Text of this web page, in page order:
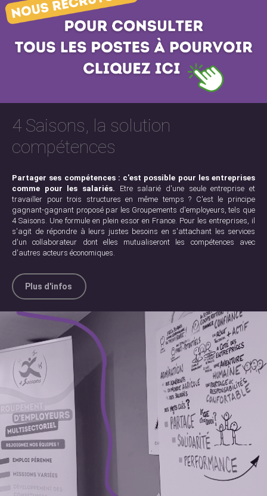
4 Saisons, la solution
compétences
Partager ses compétences : c'est possible pour les entreprises
comme pour les salariés. Etre salarié d'une seule entreprise et
travailler pour trois structures en même temps ? C'est le principe
gagnant-gagnant proposé par les Groupements d'employeurs, tels que
4 Saisons. Une formule en plein essor en France. Pour les entreprises, il
s'agit de répondre à leurs justes besoins en s'attachant les services
d'un collaborateur dont elles mutualiseront les compétences avec
d'autres acteurs économiques.
Plus d'infos